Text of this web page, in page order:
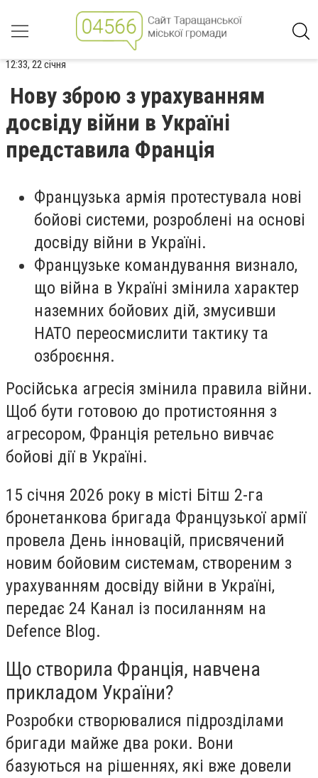
12:33, 22 січня
Нову зброю з урахуванням
досвіду війни в Україні
представила Франція
Французька армія протестувала нові
бойові системи, розроблені на основі
досвіду війни в Україні.
Французьке командування визнало,
що війна в Україні змінила характер
наземних бойових дій, змусивши
НАТО переосмислити тактику та
озброєння.
Російська агресія змінила правила війни.
Щоб бути готовою до протистояння з
агресором, Франція ретельно вивчає
бойові дії в Україні.
15 січня 2026 року в місті Бітш 2-га
бронетанкова бригада Французької армії
провела День інновацій, присвячений
новим бойовим системам, створеним з
урахуванням досвіду війни в Україні,
передає 24 Канал із посиланням на
Defence Blog.
Що створила Франція, навчена
прикладом України?
Розробки створювалися підрозділами
бригади майже два роки. Вони
базуються на рішеннях, які вже довели